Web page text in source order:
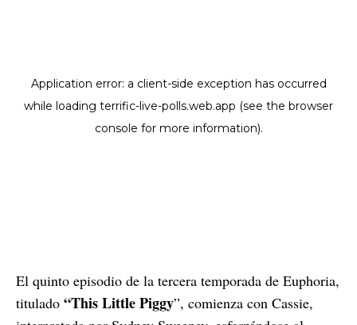
El quinto episodio de la tercera temporada de Euphoria,
titulado “This Little Piggy”, comienza con Cassie,